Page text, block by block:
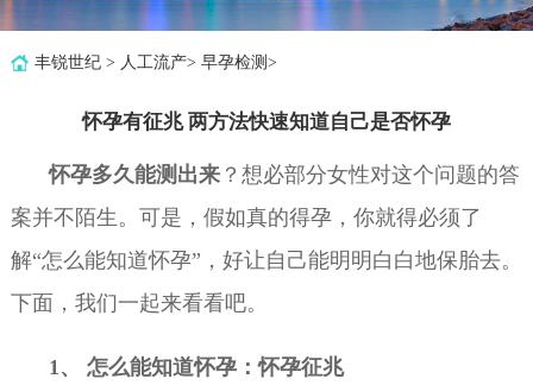
丰锐世纪> 人工流产> 早孕检测 >
怀孕有征兆 两方法快速知道自己是否怀孕
怀孕多久能测出来？想必部分女性对这个问题的答
案并不陌生。可是，假如真的得孕，你就得必须了
解“怎么能知道怀孕”，好让自己能明明白白地保胎去。
下面，我们一起来看看吧。
1、 怎么能知道怀孕：怀孕征兆